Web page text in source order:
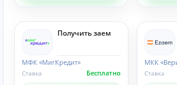
Получить заем
МФК «МигКредит»
Бесплатно
Ставка
МКК
Ставка